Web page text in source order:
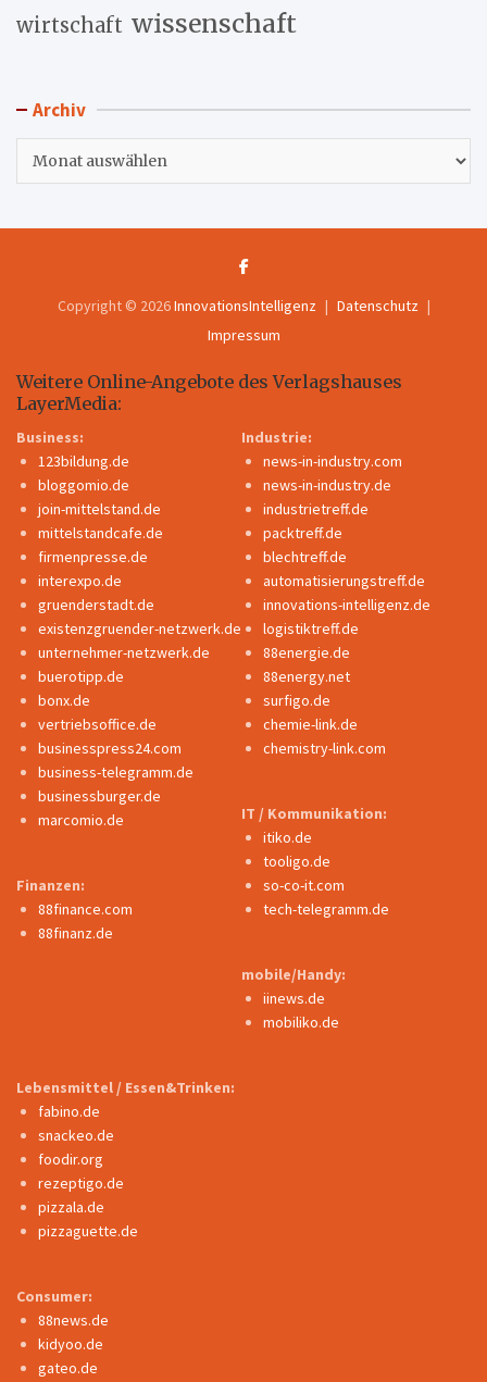
wirtschaft wissenschaft
Archiv
Copyright © 2026InnovationsIntelligenz
Datenschutz
Impressum
Weitere Online-Angebote des Verlagshauses
LayerMedia:
Business:
123bildung.de
bloggomio.de
join-mittelstand.de
mittelstandcafe.de
firmenpresse.de
interexpo.de
gruenderstadt.de
existenzgruender-netzwerk.de
unternehmer-netzwerk.de
buerotipp.de
bonx.de
vertriebsoffice.de
businesspress24.com
business-telegramm.de
businessburger.de
marcomio.de
Finanzen:
88finance.com
88finanz.de
Industrie:
news-in-industry.com
news-in-industry.de
industrietreff.de
packtreff.de
blechtreff.de
automatisierungstreff.de
innovations-intelligenz.de
logistiktreff.de
88energie.de
88energy.net
surfigo.de
chemie-link.de
chemistry-link.com
IT / Kommunikation:
itiko.de
tooligo.de
so-co-it.com
tech-telegramm.de
mobile/Handy:
iinews.de
mobiliko.de
Lebensmittel / Essen&Trinken:
fabino.de
snackeo.de
foodir.org
rezeptigo.de
pizzala.de
pizzaguette.de
Consumer:
88news.de
kidyoo.de
gateo.de